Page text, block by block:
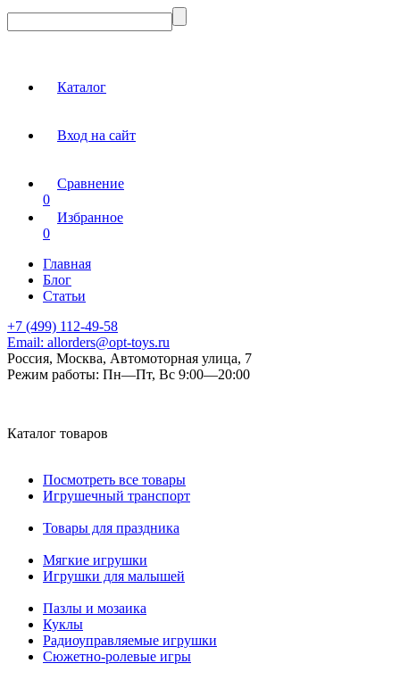
Каталог
Вход на сайт
Сравнение
0
Избранное
0
Главная
Блог
Статьи
+7 (499) 112-49-58
Email: allorders@opt-toys.ru
Россия, Москва, Автомоторная улица, 7
Режим работы: Пн—Пт, Вс 9:00—20:00
Каталог товаров
Посмотреть все товары
Игрушечный транспорт
Товары для праздника
Мягкие игрушки
Игрушки для малышей
Пазлы и мозаика
Куклы
Радиоуправляемые игрушки
Сюжетно-ролевые игры